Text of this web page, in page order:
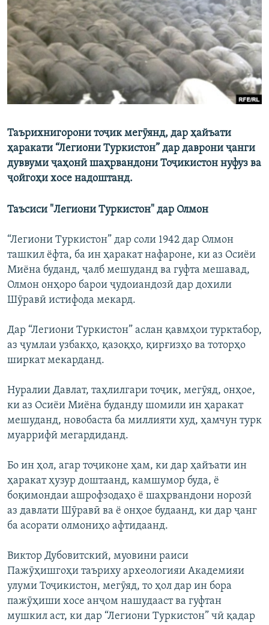
ГУЗОРИШҲОИ РАДИОӢ
Русский
ПАЙГИРӢ КУНЕД
Ҳамаи сомонаҳои RFE/RL
Таърихнигорони тоҷик мегӯянд, дар ҳайъати
ҳаракати “Легиони Туркистон” дар даврони ҷанги
дуввуми ҷаҳонӣ шаҳрвандони Тоҷикистон нуфуз ва
ҷойгоҳи хосе надоштанд.
Таъсиси "Легиони Туркистон" дар Олмон
“Легиони Туркистон” дар соли 1942 дар Олмон
ташкил ёфта, ба ин ҳаракат нафароне, ки аз Осиёи
Миёна буданд, ҷалб мешуданд ва гуфта мешавад,
Олмон онҳоро барои ҷудоиандозӣ дар дохили
Шӯравӣ истифода мекард.
Дар “Легиони Туркистон” аслан қавмҳои турктабор,
аз ҷумлаи узбакҳо, қазоқҳо, қирғизҳо ва тоторҳо
ширкат мекарданд.
Нуралии Давлат, таҳлилгари тоҷик, мегӯяд, онҳое,
ки аз Осиёи Миёна буданду шомили ин ҳаракат
мешуданд, новобаста ба миллияти худ, ҳамчун турк
муаррифӣ мегардиданд.
Бо ин ҳол, агар тоҷиконе ҳам, ки дар ҳайъати ин
ҳаракат ҳузур доштаанд, камшумор буда, ё
боқимондаи ашрофзодаҳо ё шаҳрвандони норозӣ
аз давлати Шӯравӣ ва ё онҳое будаанд, ки дар ҷанг
ба асорати олмониҳо афтидаанд.
Виктор Дубовитский, муовини раиси
Пажӯҳишгоҳи таъриху археологияи Академияи
улуми Тоҷикистон, мегӯяд, то ҳол дар ин бора
пажӯҳиши хосе анҷом нашудааст ва гуфтан
мушкил аст, ки дар “Легиони Туркистон” чӣ қадар